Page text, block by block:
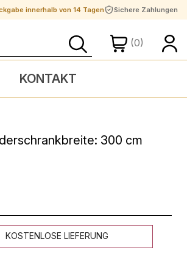
innerhalb von 14 Tagen Sichere Zahlungen
(0)
KONTAKT
300 cm
KOSTENLOSE LIEFERUNG